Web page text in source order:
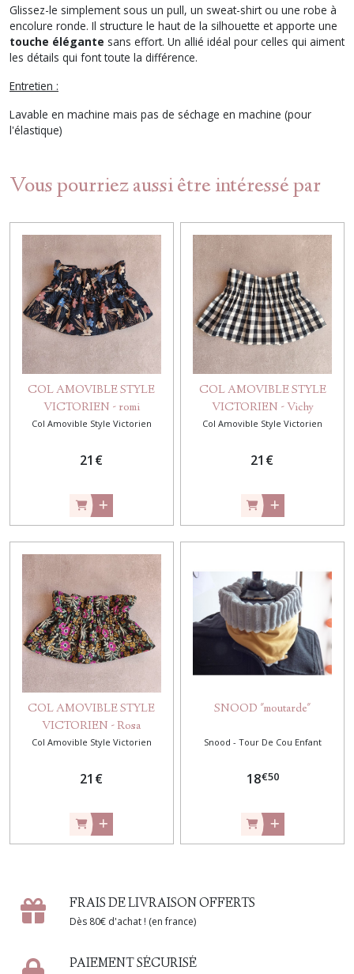
Glissez-le simplement sous un pull, un sweat-shirt ou une robe à
encolure ronde. Il structure le haut de la silhouette et apporte une
touche élégante sans effort. Un allié idéal pour celles qui aiment
les détails qui font toute la différence.
Entretien :
Lavable en machine mais pas de séchage en machine (pour
l'élastique)
Vous pourriez aussi être intéressé par
COL AMOVIBLE STYLE
VICTORIEN - romi
Col Amovible Style Victorien
21 €
COL AMOVIBLE STYLE
VICTORIEN - Vichy
Col Amovible Style Victorien
21 €
COL AMOVIBLE STYLE
VICTORIEN - Rosa
Col Amovible Style Victorien
21 €
SNOOD "moutarde"
Snood - Tour De Cou Enfant
18€50
FRAIS DE LIVRAISON OFFERTS
Dès 80€ d'achat ! (en france)
PAIEMENT SÉCURISÉ